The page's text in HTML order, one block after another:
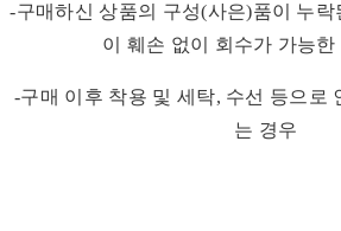
-구매하신 상품의 구성(사은)품이 누
이 훼손 없이 회수가 가능
-구매 이후 착용 및 세탁, 수선 등으로
는 경우